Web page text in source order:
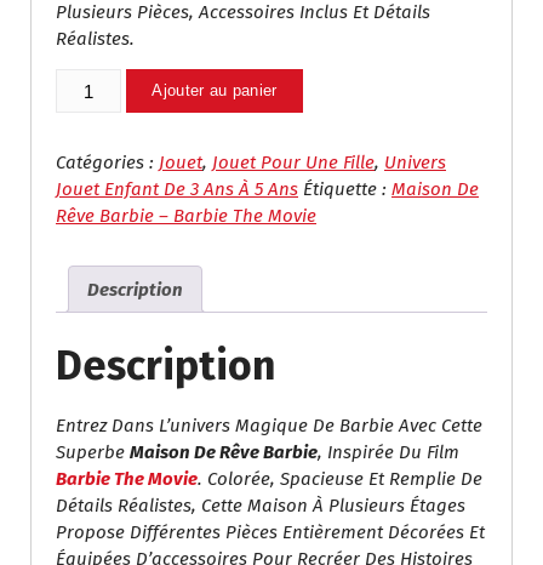
Plusieurs Pièces, Accessoires Inclus Et Détails
Réalistes.
Quantité
De
Rêve
Barbie
Barbie
Ajouter au panier
Catégories : Jouet, Jouet Pour Une Fille, Univers
Jouet Enfant De 3 Ans À 5 Ans Étiquette : Maison De
Rêve Barbie – Barbie The Movie
Description
Description
Entrez Dans L’univers Magique De Barbie Avec Cette
Superbe Maison De Rêve Barbie, Inspirée Du Film
Barbie The Movie. Colorée, Spacieuse Et Remplie De
Détails Réalistes, Cette Maison À Plusieurs Étages
Propose Différentes Pièces Entièrement Décorées Et
Équipées D’accessoires Pour Recréer Des Histoires